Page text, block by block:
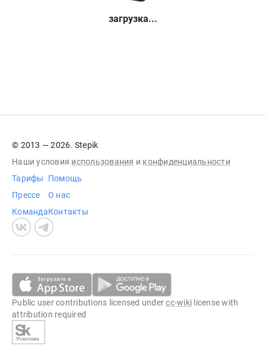
загрузка...
© 2013 — 2026. Stepik
Наши условия использования и конфиденциальности
Тарифы
Прессе
Команда
Помощь
О нас
Контакты
Public user contributions licensed undercc-wiki license with
attribution required